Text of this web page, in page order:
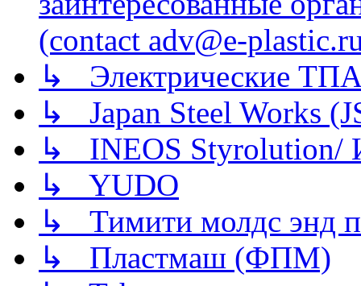
(contact adv@e-
↳ Электрические
↳ Japan Steel Works
↳ INEOS
↳ YUDO
↳ Тимити молдс энд
↳ Пластмаш (ФПМ)